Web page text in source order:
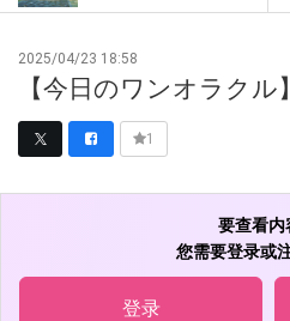
2025/04/23 18:58
【今日のワンオラクル
1
要查看内
您需要登录或
登录